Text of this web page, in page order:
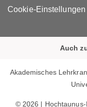
Cookie-Einstellungen
Auch
Akademisches
© 2026 | Hochtaunus-